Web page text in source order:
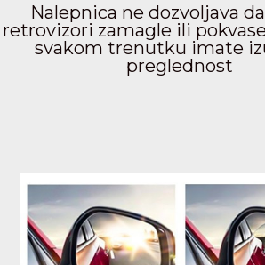
Nalepnica ne dozvoljava
retrovizori zamagle ili
svakom trenutku imate
preglednost